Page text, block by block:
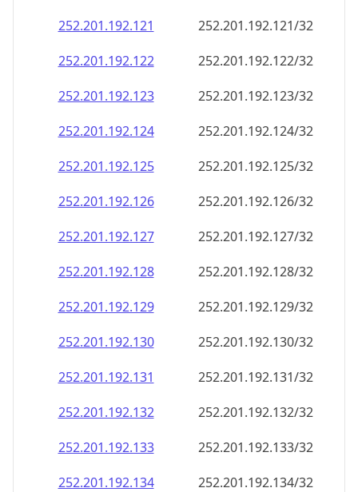
252.201.192.121
252.201.192.121/32
252.201.192.122
252.201.192.122/32
252.201.192.123
252.201.192.123/32
252.201.192.124
252.201.192.124/32
252.201.192.125
252.201.192.125/32
252.201.192.126
252.201.192.126/32
252.201.192.127
252.201.192.127/32
252.201.192.128
252.201.192.128/32
252.201.192.129
252.201.192.129/32
252.201.192.130
252.201.192.130/32
252.201.192.131
252.201.192.131/32
252.201.192.132
252.201.192.132/32
252.201.192.133
252.201.192.133/32
252.201.192.134
252.201.192.134/32